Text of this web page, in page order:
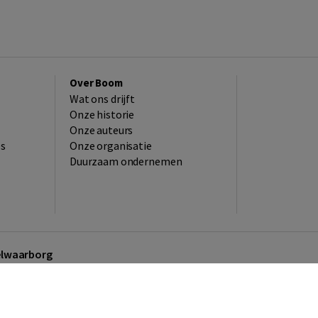
Over Boom
Wat ons drijft
Onze historie
Onze auteurs
Onze organisatie
Duurzaam ondernemen